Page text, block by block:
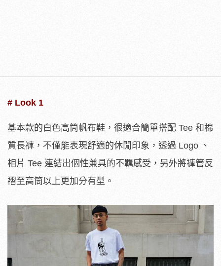
# Look 1
基本款的白色高筒帆布鞋，很適合簡單搭配 Tee 和棉
質長褲，不僅能表現舒適的休閒印象，透過 Logo 、
相片 Tee 連結出個性兼具的不羈感受，另外將褲管反
褶至高筒以上更加分有型。